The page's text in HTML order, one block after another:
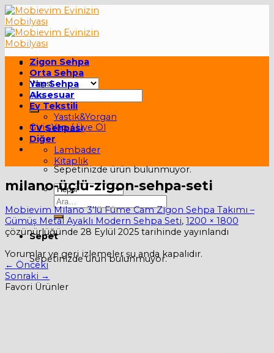
Skip
to
content
Ara:
Giriş Yap / Üye Ol
Sepet /0,00₺
Sepetinizde ürün bulunmuyor.
Ara:
Sepet
Sepetinizde ürün bulunmuyor.
Zigon Sehpa
Orta Sehpa
Yan Sehpa
Aksesuar
Ev Tekstili
Yastık&Yorgan
TV Sehpası
Diğer
Lambader
Kitaplık
milano-üçlü-zigon-sehpa-seti
Mobievim Milano 3’lü Füme Cam Zigon Sehpa Takımı –
Gümüş Metal Ayaklı Modern Sehpa Seti, 1200 × 1800
çözünürlüğünde 28 Eylül 2025 tarihinde yayınlandı
Yorumlar ve geri izlemeler şu anda kapalıdır.
← Önceki
Sonraki →
Favori Ürünler